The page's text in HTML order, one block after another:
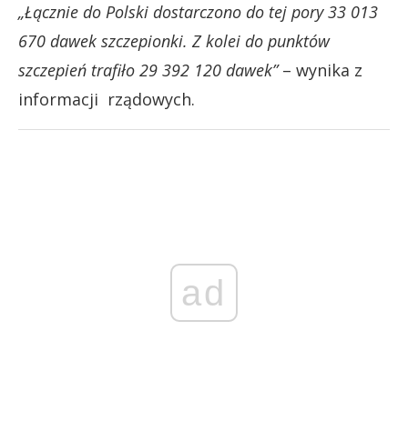
„Łącznie do Polski dostarczono do tej pory 33 013
670 dawek szczepionki. Z kolei do punktów
szczepień trafiło 29 392 120 dawek”– wynika z
informacji rządowych.
ad